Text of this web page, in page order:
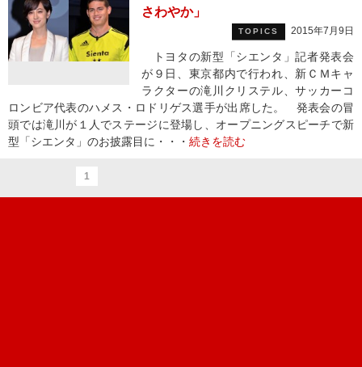
さわやか」
TOPICS 2015年7月9日
トヨタの新型「シエンタ」記者発表会
が９日、東京都内で行われ、新ＣＭキャ
ラクターの滝川クリステル、サッカーコ
ロンビア代表のハメス・ロドリゲス選手が出席した。 発表会の冒
頭では滝川が１人でステージに登場し、オープニングスピーチで新
型「シエンタ」のお披露目に・・・ 続きを読む
1